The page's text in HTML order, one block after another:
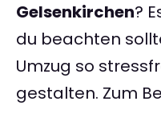
Gelsenkirchen?
du beachten
Umzug so
gestalten. Zum